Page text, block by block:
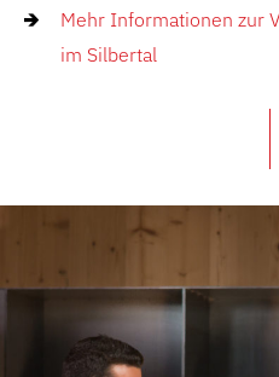
Mehr Informationen zur
im Silbertal